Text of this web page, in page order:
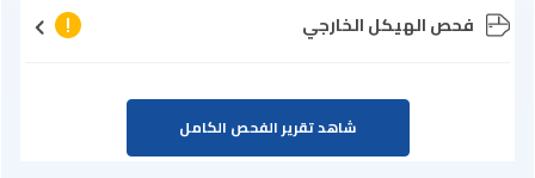
فحص الهيكل الخارجي
شاهد تقرير الفحص الكامل